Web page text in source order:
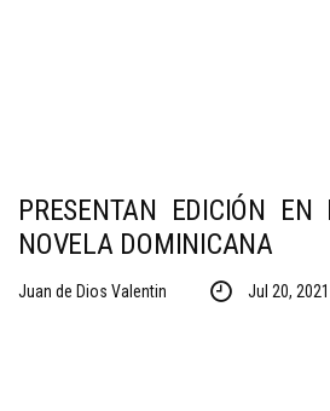
PRESENTAN EDICIÓN
NOVELA DOMINICANA
Juan de Dios Valentin Jul 20, 2021